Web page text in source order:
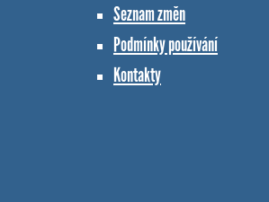
Seznam změn
Podmínky používání
Kontakty